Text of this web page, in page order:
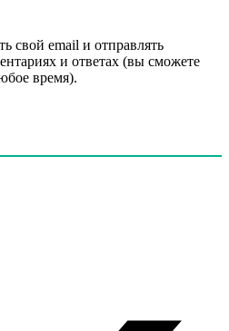
свой email и отправлять
и ответах (вы cможете
время).